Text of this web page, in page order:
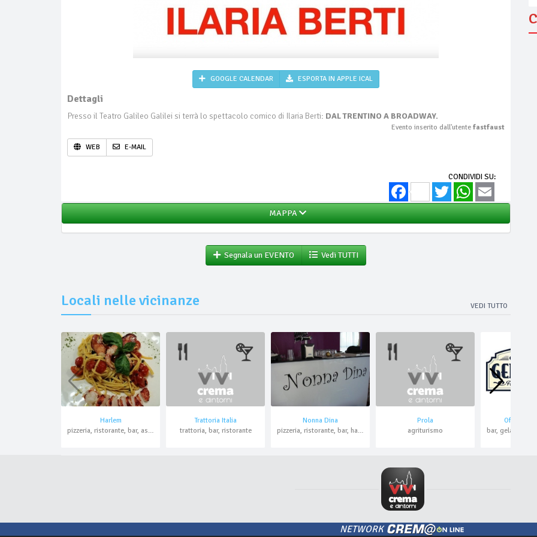
GOOGLE CALENDAR ESPORTA IN APPLE ICAL
Dettagli
Presso il Teatro Galileo Galilei si terrà lo spettacolo comico di Ilaria Berti: DAL TRENTINO A BROADWAY.
Evento inserito dall'utente fastfaust
WEB E-MAIL
CONDIVIDI SU:
FacebookTwitter WhatsApp
MAPPA
Segnala un EVENTO Vedi TUTTI
Locali nelle vicinanze VEDI TUTTO
Harlem
pizzeria, ristorante, bar, asporto, domicilio
Trattoria Italia
trattoria, bar, ristorante
Nonna Dina
pizzeria, ristorante, bar, hamburger, asporto, domicilio
Prola
agriturismo
Officina
NETWORK